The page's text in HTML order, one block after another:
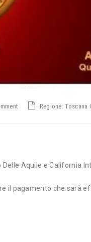
Regione: Toscana
Aquile e California
il pagamento che sarà